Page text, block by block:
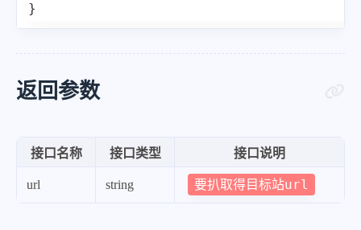
}
返回参数
接口名称 接口类型 接口说明
url string 要扒取得目标站url